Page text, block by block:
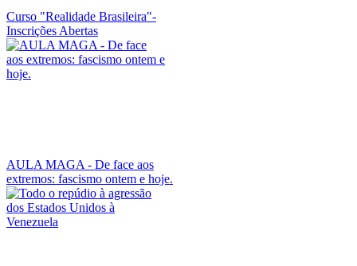
Curso "Realidade Brasileira"-
Inscrições Abertas
AULA MAGA - De face aos
extremos: fascismo ontem e hoje.